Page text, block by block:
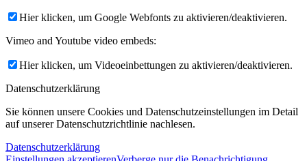
Hier klicken, um Google Webfonts zu aktivieren/deaktivieren.
Vimeo and Youtube video embeds:
Hier klicken, um Videoeinbettungen zu aktivieren/deaktivieren.
Datenschutzerklärung
Sie können unsere Cookies und Datenschutzeinstellungen im Detail
auf unserer Datenschutzrichtlinie nachlesen.
Datenschutzerklärung